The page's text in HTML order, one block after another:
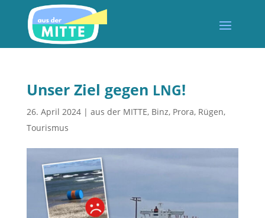
Unser Ziel gegen LNG!
26. April 2024| aus der MITTE, Binz, Prora, Rügen,
Tourismus